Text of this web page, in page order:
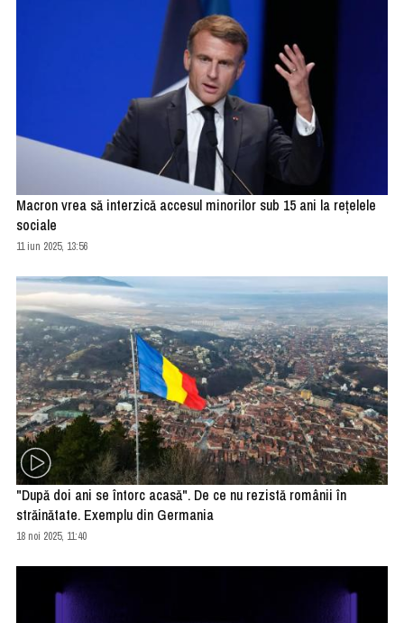
Macron vrea să interzică accesul minorilor sub 15 ani la reţelele
sociale
11 iun 2025, 13:56
"După doi ani se întorc acasă". De ce nu rezistă românii în
străinătate. Exemplu din Germania
18 noi 2025, 11:40